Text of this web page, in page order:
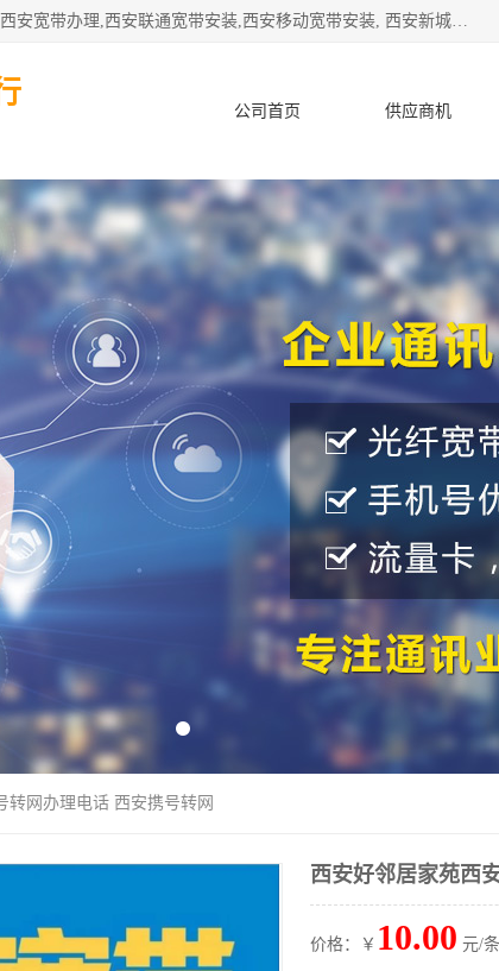
公司主要经营西安电信宽带安装,西安光纤专线安装,西安宽带安装,西安宽带办理,西安联通宽带安装,西安移动宽带安装, 西安新城赛派通讯商行从事西安地区的联通，移动，电信宽带安装，光纤专线安装，宽带办理等业务
公司首页 供应商机
产品知识 客户案例
转网办理电话 西安携号转网
西安好邻居家苑西
价格：￥ 10.00 元/